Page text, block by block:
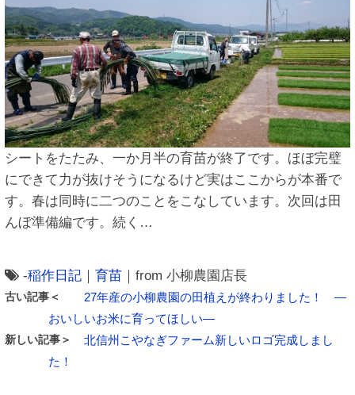
シートをたたみ、一か月半の育苗が終了です。ほぼ完璧
にできて力が抜けそうになるけど実はここからが本番で
す。春は同時に二つのことをこなしています。次回は田
んぼ準備編です。続く…
-稲作日記 ｜ 育苗 ｜from 小柳農園店長
古い記事＜
27年産の小柳農園の田植えが終わりました！ ―
おいしいお米に育ってほしい―
新しい記事＞
北信州こやなぎファーム新しいロゴ完成しまし
た！